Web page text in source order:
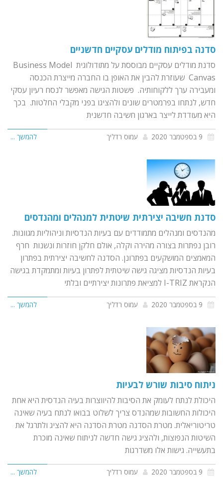
סדנה בפיתוח מודלים עסקיים חדשניים
סדנת מודלים עסקיים מבוססת על מתודולוגית Business Model
Canvas שעוזרת להבין את האופן בו החברה מייצרת הכנסה
ומעבירה ערך ללקוחותיה. פשטות הגישה מאפשר לנסח רעיון עסקי
חדש, לנתחו בפרמטרים שונים ולהציגו בפני מקבלי החלטות. בכך
היא מעודדת לייצר בארגון חשיבה חדשנית
עמוס רדליך להמשך ...
סדנת חשיבה יצירתית שיטתית למנהלים ומהנדסים
מהנדסים ומנהלים מתמודדים עם בעיות הנדסיות וניהוליות מגוונות.
רובן נפתרות בצורה מהירה וקלה, אולם חלקן חוזרות ונשנות חרף
המאמצים המושקעים בפתרונן. הסדנה לחשיבה יצירתית בפתרון
בעיות הנדסיות מציגה גישה שיטתית לפתרון בעיות ומתמקדת בגישה
הנקראת I-TRIZ למציאת פתרונות יצירתיים ובלתי
עמוס רדליך להמשך ...
ניתוח סיבות שורש לבעיות
היכולת לנתח לעומק את הסיבות להיווצרות בעיה הנדסית היא אחת
היכולות החשובות שמהנדס צריך לשלוט בבואו לנתח בעיה שאינה
טריטוריאלית. מטרת הסדנה מטרת הסדנה היא להציג ולתרגל את
השיטות הנפוצות, ולהציג גישה חדשה לניתוח שאינה מוכרת
בתעשייה. גישות אלו משדרגות
עמוס רדליך להמשך ...